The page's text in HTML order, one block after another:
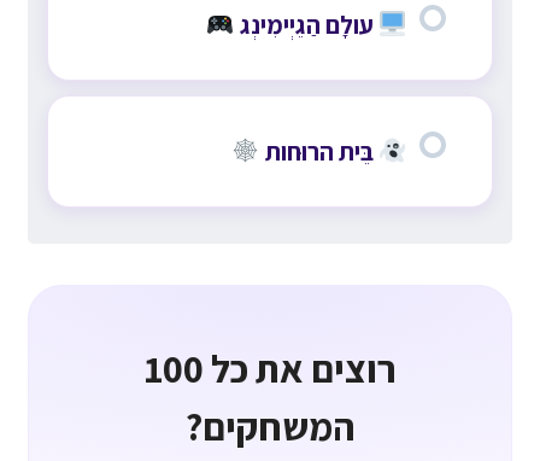
עולָם הַגֵיְימִינְג
בֵּית הרוּחות
רוצים את כל 100
המשחקים?